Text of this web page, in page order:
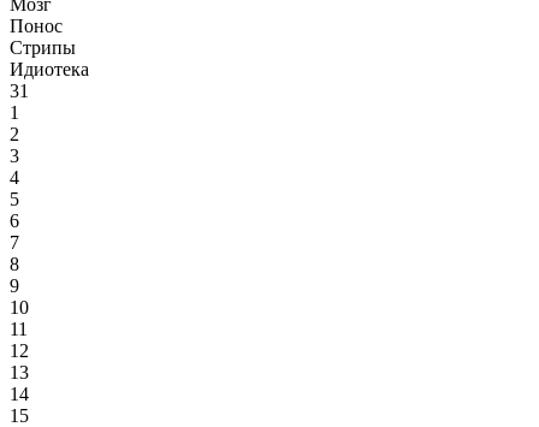
Мозг
Понос
Стрипы
Идиотека
31
1
2
3
4
5
6
7
8
9
10
11
12
13
14
15